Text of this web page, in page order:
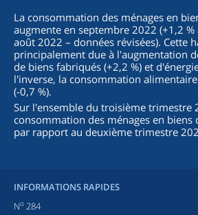
La consommation des ménages en
augmente en septembre 2022 (+1,2 %
août 2022 – données révisées). Cette
principalement due à l'augmentation
de biens fabriqués (+2,2 %) et
l'inverse, la consommation
(-0,7 %).
Sur l'ensemble du troisième trimestre
consommation des ménages en biens
par rapport au deuxième trimestre
INFORMATIONS RAPIDES
No 284